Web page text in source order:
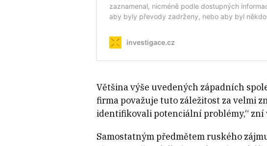
Většina výše uvedených západních
firma považuje tuto záležitost za velmi
identifikovali potenciální problémy,“
Samostatným předmětem ruského